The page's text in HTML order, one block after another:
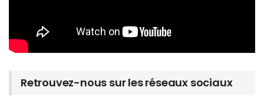
Retrouvez-nous sur les réseaux sociaux